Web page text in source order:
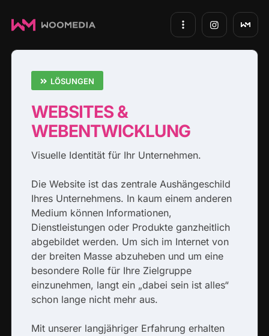
LÖSUNGEN
WEBSITES &
WEBENTWICKLUNG
Visuelle Identität für Ihr Unternehmen.
Die Website ist das zentrale Aushängeschild
Ihres Unternehmens. In kaum einem anderen
Medium können Informationen,
Dienstleistungen oder Produkte ganzheitlich
abgebildet werden. Um sich im Internet von
der breiten Masse abzuheben und um eine
besondere Rolle für Ihre Zielgruppe
einzunehmen, langt ein „dabei sein ist alles“
schon lange nicht mehr aus.
Mit unserer langjähriger Erfahrung erhalten